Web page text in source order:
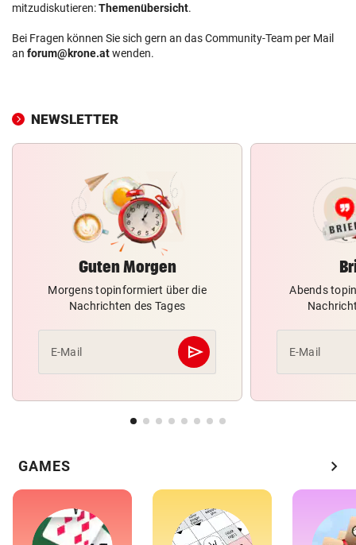
mitzudiskutieren:Themenübersicht.
Bei Fragen können Sie sich gern an das Community-Team per Mail
an forum@krone.atwenden.
NEWSLETTER
Guten Morgen
Morgens topinformiert über die
Nachrichten des Tages
E-Mail send
Abschicken
Abends
E-Mail
GAMES chevron_right